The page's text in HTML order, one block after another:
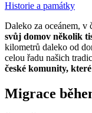
Historie a památky
Daleko za oceánem, v
svůj domov několik
kilometrů daleko od
celou řadu našich
české komunity,
Migrace